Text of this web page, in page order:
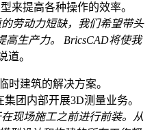
来提高各种操作的效率。
劳动力短缺，我们希望带头
高生产力。 BricsCAD将使我
道。
时建筑的解决方案。
团内部开展3D测量业务。
现场施工之前进行前装。从